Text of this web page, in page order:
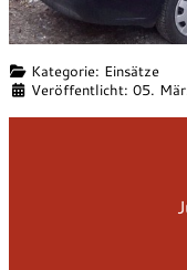
DetailsKategorie: Einsätze
Veröffentlicht: 05.